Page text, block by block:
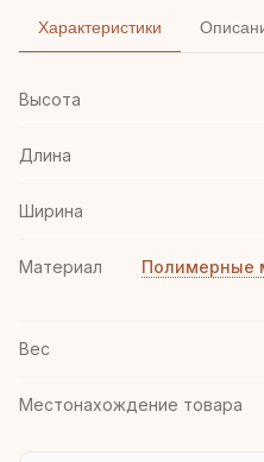
Характеристики
Высота
Длина
Ширина
Материал Полимерные
Вес
Местонахождение товара